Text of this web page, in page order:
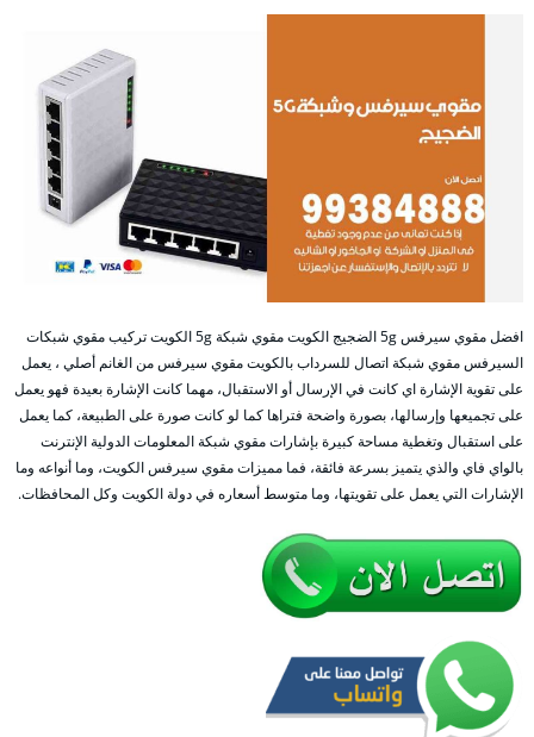
افضل مقوي سيرفس 5g الضجيج الكويت مقوي شبكة 5g الكويت تركيب مقوي شبكات
السيرفس مقوي شبكة اتصال للسرداب بالكويت مقوي سيرفس من الغانم أصلي ، يعمل
على تقوية الإشارة اي كانت في الإرسال أو الاستقبال، مهما كانت الإشارة بعيدة فهو يعمل
على تجميعها وإرسالها، بصورة واضحة فتراها كما لو كانت صورة على الطبيعة، كما يعمل
على استقبال وتغطية مساحة كبيرة بإشارات مقوي شبكة المعلومات الدولية الإنترنت
بالواي فاي والذي يتميز بسرعة فائقة، فما مميزات مقوي سيرفس الكويت، وما أنواعه وما
الإشارات التي يعمل على تقويتها، وما متوسط أسعاره في دولة الكويت وكل المحافظات.